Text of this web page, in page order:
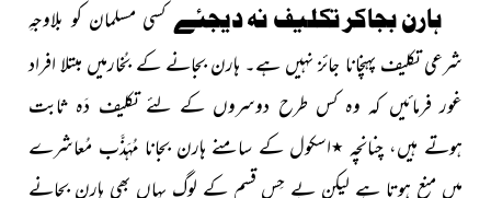
ہارن بجاکر تکلیف نہ دیجئے کسی مسلمان کو بلاوجہِ
شرعی تکلیف پہنچانا جائز نہیں ہے۔ ہارن بجانے کے بُخارمیں مبتلا افراد
غور فرمائیں کہ وہ کس طرح دوسروں کے لئے تکلیف دَہ ثابت
ہوتے ہیں، چنانچہ ٭اسکول کے سامنے ہارن بجانا مُہَذَّب مُعاشرے
میں منع ہوتا ہے لیکن بے حِس قسم کے لوگ یہاں بھی ہارن بجانے